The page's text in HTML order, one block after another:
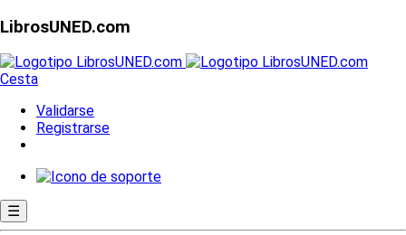
LibrosUNED.com
Cesta
Validarse
Registrarse
☰